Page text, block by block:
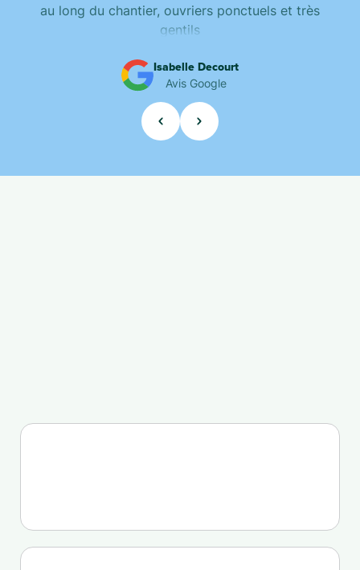
au long du chantier, ouvriers ponctuels et très
gentils
Isabelle Decourt
Avis Google